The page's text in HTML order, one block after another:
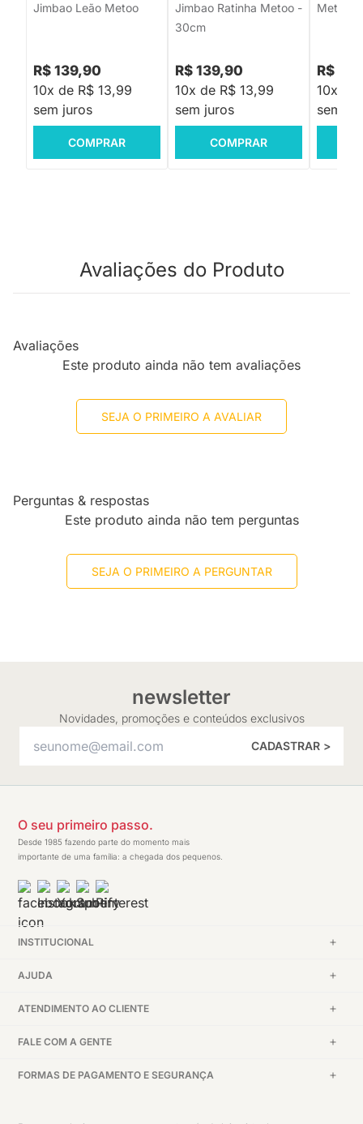
Jimbao Leão Metoo
R$ 139,90
10x de R$ 13,99
sem juros
COMPRAR
Jimbao Ratinha Metoo -
30cm
R$ 139,90
10x de R$ 13,99
sem juros
COMPRAR
Metoo -
R$
10x de
sem
Avaliações do Produto
Avaliações
Este produto ainda não tem avaliações
SEJA O PRIMEIRO A AVALIAR
Perguntas & respostas
Este produto ainda não tem perguntas
SEJA O PRIMEIRO A PERGUNTAR
newsletter
Novidades, promoções e conteúdos exclusivos
CADASTRAR >
O seu primeiro passo.
Desde 1985 fazendo parte do momento mais
importante de uma família: a chegada dos pequenos.
INSTITUCIONAL
AJUDA
ATENDIMENTO AO CLIENTE
FALE COM A GENTE
FORMAS DE PAGAMENTO E SEGURANÇA